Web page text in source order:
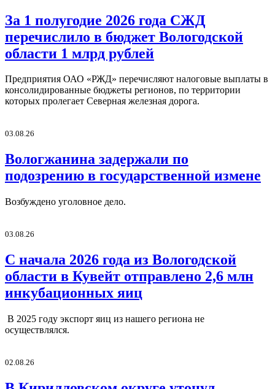
За 1 полугодие 2026 года СЖД
перечислило в бюджет Вологодской
области 1 млрд рублей
Предприятия ОАО «РЖД» перечисляют налоговые выплаты в
консолидированные бюджеты регионов, по территории
которых пролегает Северная железная дорога.
03.08.26
Вологжанина задержали по
подозрению в государственной измене
Возбуждено уголовное дело.
03.08.26
С начала 2026 года из Вологодской
области в Кувейт отправлено 2,6 млн
инкубационных яиц
В 2025 году экспорт яиц из нашего региона не
осуществлялся.
02.08.26